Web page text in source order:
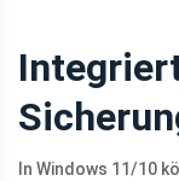
In Windows 11/10